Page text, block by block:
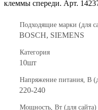
клеммы спереди. Арт.
Подходящие марки (для
BOSCH, SIEMENS
Категория
10шт
Напряжение питания, В
220-240
Мощность, Вт (для сайта)